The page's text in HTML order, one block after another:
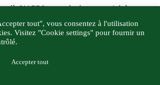
L’APBS organisait une spéciale
Highland dans le cadre de
en place par le Cercle du Chartreux
43 chats présents, dont 14 Highland
Straight jugés par José Weerts et 10
6 Scottish Straight jugés par Heike
tout", vous consentez à l'utilisation
Visitez "Cookie settings" pour fournir un
Accepter tout